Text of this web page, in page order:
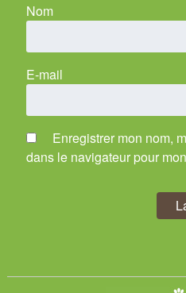
Nom
E-mail
Enregistrer mon nom,
dans le navigateur pour